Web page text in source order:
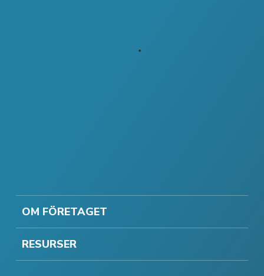
OM FÖRETAGET
RESURSER